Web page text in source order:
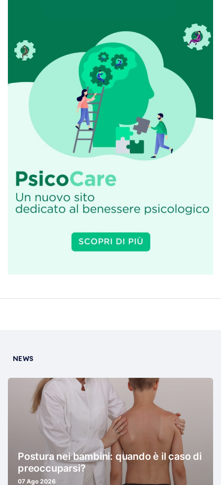
NEWS
Postura nei bambini: quando è il caso di
preoccuparsi?
07 Ago 2026